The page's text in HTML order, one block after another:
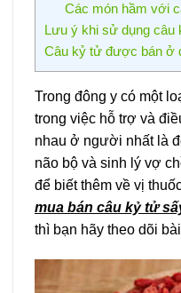
Các món hầm với
Lưu ý khi sử dụng câu
Câu kỷ tử được bán ở
Trong đông y có một
trong việc hỗ trợ và
nhau ở người nhất là
não bộ và sinh lý vợ
để biết thêm về vị
mua bán câu kỷ tử
thì bạn hãy theo dõi